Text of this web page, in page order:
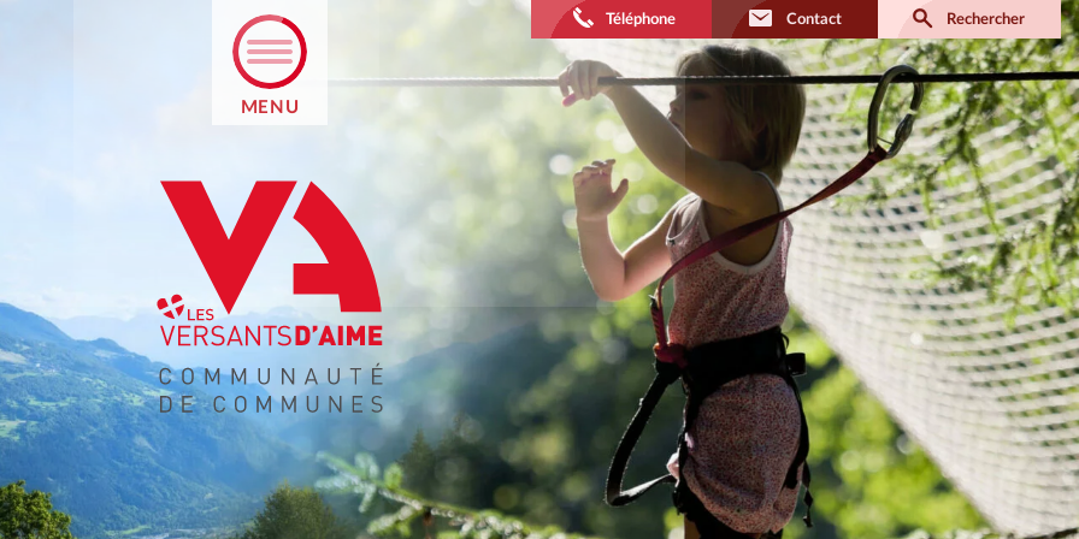
Téléphone Contact Rechercher
MENU
RETOUR
PRÉSENTATION
PROJET ÉDUCATIF
PAIEMENT EN LIGNE